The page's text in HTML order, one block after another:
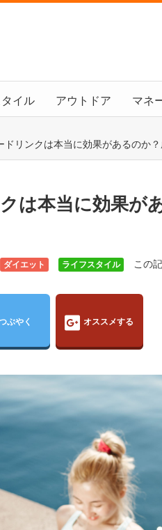
イル アウトドア マネ
ドリンクは本当に効果があるのか
は本当に効果が
ダイエット ライフスタイル この
ぶやく オススメする